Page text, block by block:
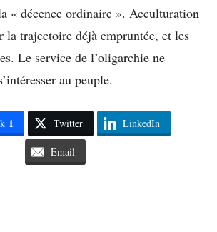
« décence ordinaire ». Acculturation
la trajectoire déjà empruntée, et les
Le service de l’oligarchie ne
au peuple.
1 Twitter LinkedIn
Email